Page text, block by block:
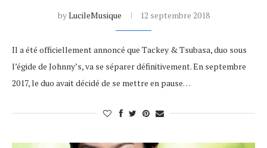
byLucileMusique 12 septembre 2018
Il a été officiellement annoncé que Tackey & Tsubasa, duo sous
l’égide de Johnny’s, va se séparer définitivement. En septembre
2017, le duo avait décidé de se mettre en pause…